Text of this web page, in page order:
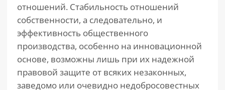
отношений. Стабильность отношений
собственности, а следовательно, и
эффективность общественного
производства, особенно на инновационной
основе, возможны лишь при их надежной
правовой защите от всяких незаконных,
заведомо или очевидно недобросовестных